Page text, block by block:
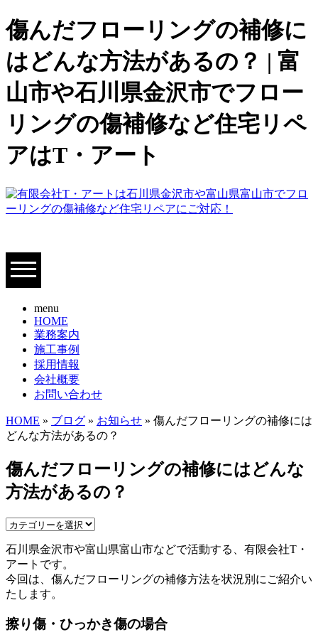
傷んだフローリングの補修に
はどんな方法があるの？ | 富
山市や石川県金沢市でフロー
リングの傷補修など住宅リペ
アはT・アート
menu
HOME
業務案内
施工事例
採用情報
会社概要
お問い合わせ
HOME » ブログ » お知らせ » 傷んだフローリングの補修には
どんな方法があるの？
傷んだフローリングの補修にはどんな
方法があるの？
石川県金沢市や富山県富山市などで活動する、有限会社T・
アートです。
今回は、傷んだフローリングの補修方法を状況別にご紹介い
たします。
擦り傷・ひっかき傷の場合